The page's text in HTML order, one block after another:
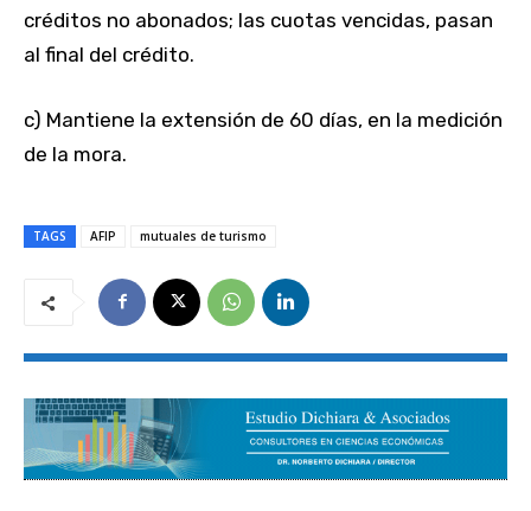
créditos no abonados; las cuotas vencidas, pasan
al final del crédito.
c) Mantiene la extensión de 60 días, en la medición
de la mora.
TAGS AFIP mutuales de turismo